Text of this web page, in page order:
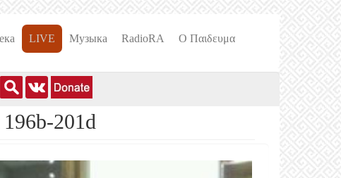
LIVE Музыка RadioRA О Пαιδευμα
201d